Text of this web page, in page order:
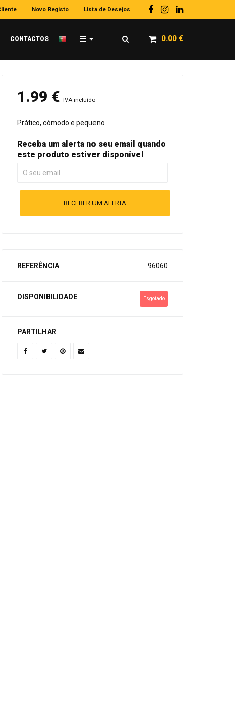
Novo Registo Lista de Desejos
CONTACTOS 0.00 €
1.99 € IVA incluído
Prático, cómodo e pequeno
Receba um alerta no seu email quando
este produto estiver disponível
RECEBER UM ALERTA
REFERÊNCIA 96060
DISPONIBILIDADE Esgotado
PARTILHAR